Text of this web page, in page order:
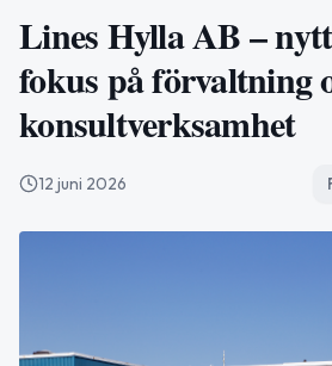
Lines Hylla AB –
fokus på förvaltning
konsultverksamhet
12 juni 2026